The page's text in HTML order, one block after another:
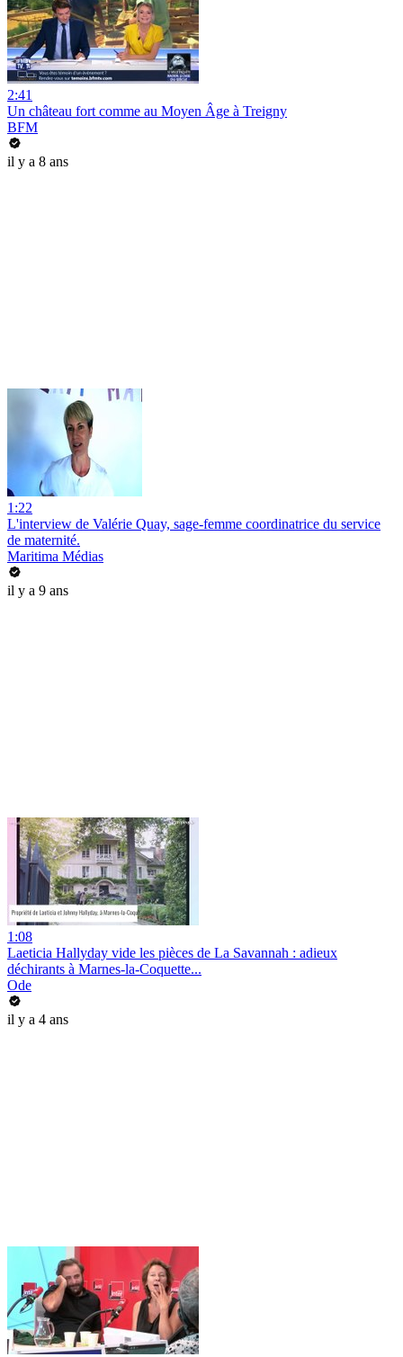
2:41
Un château fort comme au Moyen Âge à Treigny
BFM
il y a 8 ans
1:22
L'interview de Valérie Quay, sage-femme coordinatrice du service
de maternité.
Maritima Médias
il y a 9 ans
1:08
Laeticia Hallyday vide les pièces de La Savannah : adieux
déchirants à Marnes-la-Coquette...
Ode
il y a 4 ans